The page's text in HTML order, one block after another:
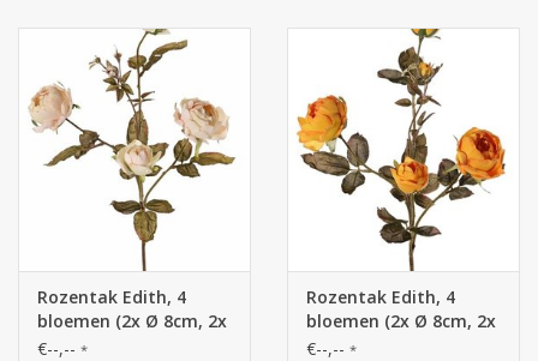
Rozentak Edith, 4
bloemen (2x Ø 8cm, 2x
Ø 5cm) & 3 knop, 26
€--,-- *
Rozentak Edith, 4
bloemen (2x Ø 8cm, 2x
Ø 5cm) & 3 knop, 26
€--,-- *